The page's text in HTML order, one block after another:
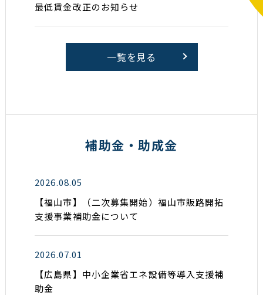
最低賃金改正のお知らせ
一覧を見る
補助金・助成金
2026.08.05
【福山市】（二次募集開始）福山市販路開拓
支援事業補助金について
2026.07.01
【広島県】中小企業省エネ設備等導入支援補
助金